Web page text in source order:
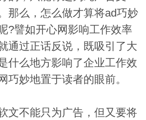
那么，怎么做才算将ad巧妙
?譬如开心网影响工作效率
通过正话反说，既吸引了大
什么地方影响了企业工作效
巧妙地置于读者的眼前。
不能只为广告，但又要将